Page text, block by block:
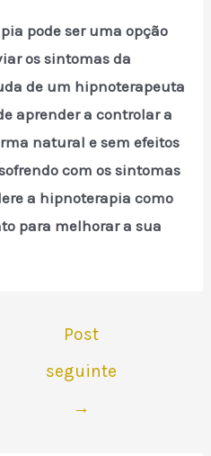
pode ser uma opção
os sintomas da
de um hipnoterapeuta
aprender a controlar a
natural e sem efeitos
com os sintomas
a hipnoterapia como
para melhorar a sua
Post
seguinte
→